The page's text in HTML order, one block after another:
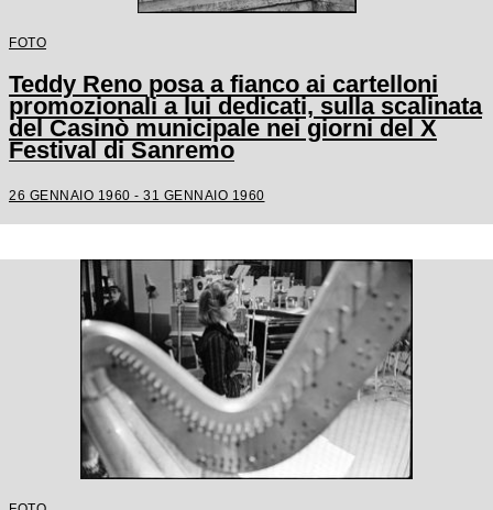
FOTO
Teddy Reno posa a fianco ai cartelloni
promozionali a lui dedicati, sulla scalinata
del Casinò municipale nei giorni del X
Festival di Sanremo
26 GENNAIO 1960 - 31 GENNAIO 1960